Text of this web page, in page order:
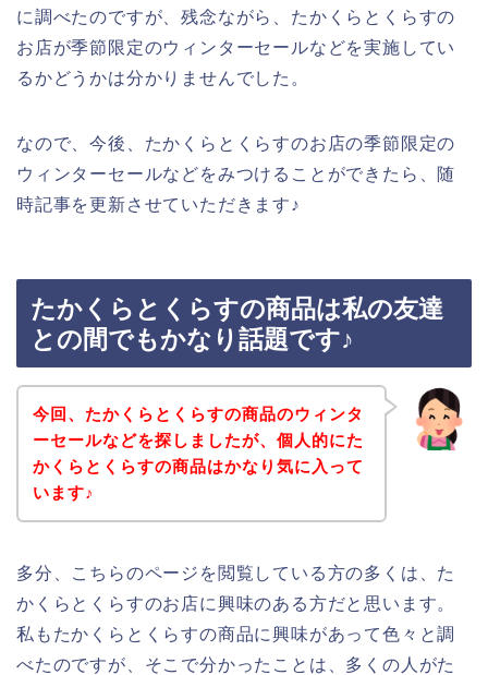
に調べたのですが、残念ながら、たかくらとくらすの
お店が季節限定のウィンターセールなどを実施してい
るかどうかは分かりませんでした。
なので、今後、たかくらとくらすのお店の季節限定の
ウィンターセールなどをみつけることができたら、随
時記事を更新させていただきます♪
たかくらとくらすの商品は私の友達
との間でもかなり話題です♪
今回、たかくらとくらすの商品のウィンタ
ーセールなどを探しましたが、個人的にた
かくらとくらすの商品はかなり気に入って
います♪
多分、こちらのページを閲覧している方の多くは、た
かくらとくらすのお店に興味のある方だと思います。
私もたかくらとくらすの商品に興味があって色々と調
べたのですが、そこで分かったことは、多くの人がた